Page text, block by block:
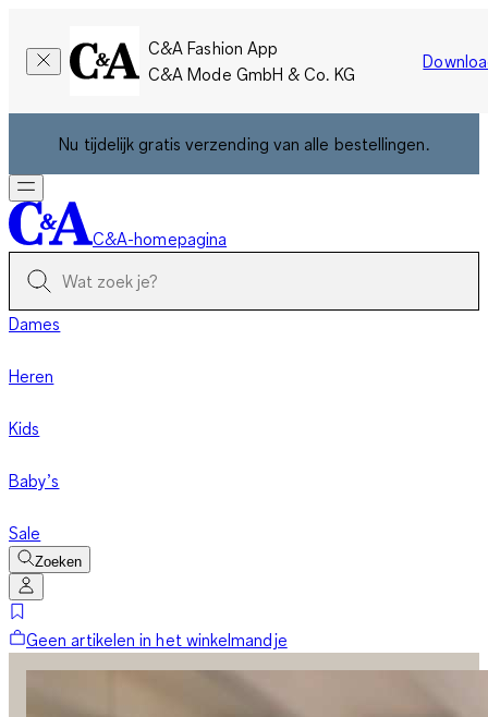
C&A Fashion App
C&A Mode GmbH & Co. KG
Nu tijdelijk gratis verzending van alle bestellingen.
C&A-homepagina
Dames
Heren
Kids
Baby’s
Sale
Zoeken
Geen artikelen in het winkelmandje